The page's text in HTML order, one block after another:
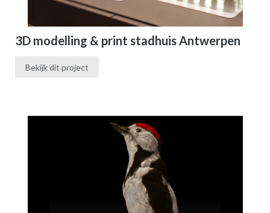
3D modelling & print stadhuis Antwerpen
Bekijk dit project